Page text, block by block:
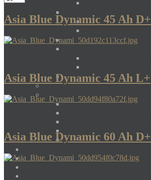
Asia Blue Dynamic 45 Ah D+
Asia Blue Dynamic 45 Ah L+
Asia Blue Dynamic 60 Ah D+